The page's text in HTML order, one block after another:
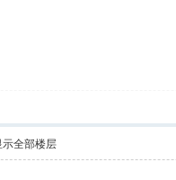
示全部楼层